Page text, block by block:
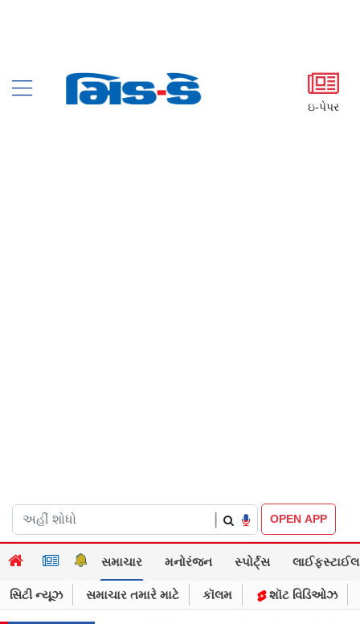
ઇ-પેપર
OPEN APP
સમાચાર મનોરંજન સ્પોર્ટ્સ લાઈફસ્ટાઈલ
સિટી ન્યૂઝ સમાચાર તમારે માટે કૉલમ શૉટ વિડિઓઝ